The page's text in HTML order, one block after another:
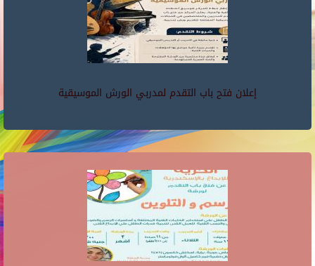
إعلان فتح باب التقدم لمدربي الورش الموسيقية